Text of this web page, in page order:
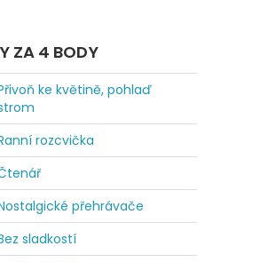
ZA 4 BODY
ke květině, pohlaď
rozcvička
přehrávače
sladkostí